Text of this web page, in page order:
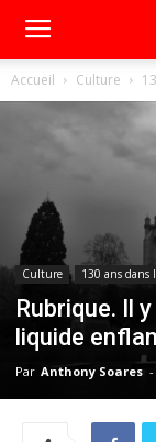
Accueil Culture
Culture 130 ans dans
Rubrique. Il
liquide
Par Anthony Soares -